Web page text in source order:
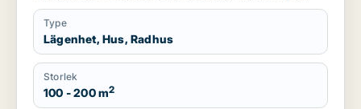
Type
Lägenhet, Hus, Radhus
Storlek
100 - 200 m2